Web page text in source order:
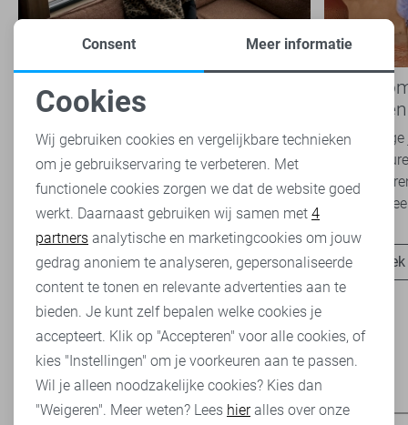
Nieuwe Lady Day najaarscollectie
2026 bij Sans: stijl en comfort in
travelkwaliteit
Het najaar vraagt om kleding die comfortabel,
veelzijdig én stijlvol is. Met de nieuwe Lady
Day najaarscollectie 2026 ben je helemaal
klaar voor...
Ontdek nu
Boho
overal
Van luchtige
zachte
Romance
het
Heb je dit al eens bekeken?
Noodzakelijke cookies
Personalisatie cookies
Analytische cookies
Marketing cookies
Consent Meer informatie
Cookies
Wij gebruiken cookies en vergelijkbare technieken
om je gebruikservaring te verbeteren. Met
functionele cookies zorgen we dat de website goed
werkt. Daarnaast gebruiken wij samen met 4
partners analytische en marketingcookies om jouw
gedrag anoniem te analyseren, gepersonaliseerde
content te tonen en relevante advertenties aan te
bieden. Je kunt zelf bepalen welke cookies je
accepteert. Klik op "Accepteren" voor alle cookies, of
kies "Instellingen" om je voorkeuren aan te passen.
Wil je alleen noodzakelijke cookies? Kies dan
"Weigeren". Meer weten? Lees hieralles over onze